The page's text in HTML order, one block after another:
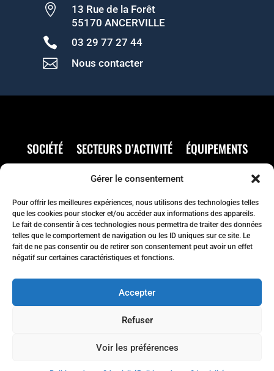
Gérer le consentement
Pour offrir les meilleures expériences, nous utilisons des technologies telles
que les cookies pour stocker et/ou accéder aux informations des appareils.
Le fait de consentir à ces technologies nous permettra de traiter des données
telles que le comportement de navigation ou les ID uniques sur ce site. Le
fait de ne pas consentir ou de retirer son consentement peut avoir un effet
négatif sur certaines caractéristiques et fonctions.
Accepter
Refuser
Voir les préférences

13 Rue de la Forêt
55170 ANCERVILLE
 03 29 77 27 44
 Nous contacter
SOCIÉTÉ SECTEURS D’ACTIVITÉ
ÉQUIPEMENTS
MÉTHODES QUALITÉ
RÉALISATIONS
OFFRES D’EMPLOI
CONTACT
GRENAILLAGE ÉBARBAGE REDRESSAGE
RÉPARATION
PEINTURE
ÉBARBAGE AUTOMATISÉ
LOGISTIQUE
CONTRÔLE QUALITÉ
Mentions légales/ Politique de confidentialité
Pourquoi sous-traiter